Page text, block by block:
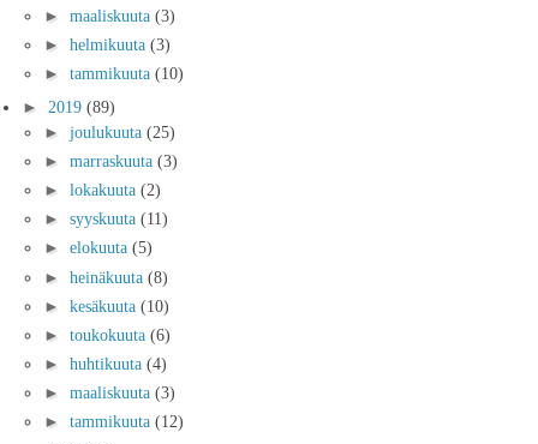
► maaliskuuta (3)
► helmikuuta (3)
► tammikuuta (10)
► 2019 (89)
► joulukuuta (25)
► marraskuuta (3)
► lokakuuta (2)
► syyskuuta (11)
► elokuuta (5)
► heinäkuuta (8)
► kesäkuuta (10)
► toukokuuta (6)
► huhtikuuta (4)
► maaliskuuta (3)
► tammikuuta (12)